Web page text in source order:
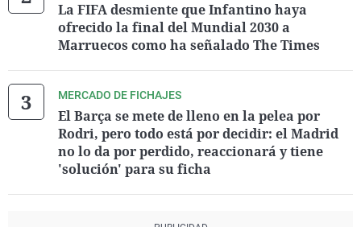
La FIFA desmiente que Infantino haya
ofrecido la final del Mundial 2030 a
Marruecos como ha señalado The Times
MERCADO DE FICHAJES
El Barça se mete de lleno en la pelea por
Rodri, pero todo está por decidir: el Madrid
no lo da por perdido, reaccionará y tiene
'solución' para su ficha